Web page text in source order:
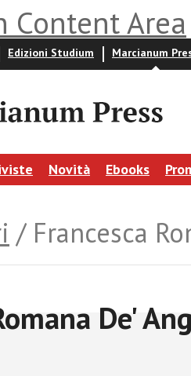
Content Area
Edizioni Studium Marcianum
Novità Ebooks
/ Francesca
De'